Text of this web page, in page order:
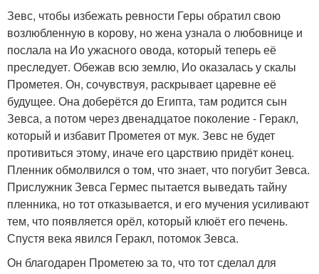
Зевс, чтобы избежать ревности Геры обратил свою
возлюбленную в корову, но жена узнала о любовнице и
послала на Ио ужасного овода, который теперь её
преследует. Обежав всю землю, Ио оказалась у скалы
Прометея. Он, сочувствуя, раскрывает царевне её
будущее. Она доберётся до Египта, там родится сын
Зевса, а потом через двенадцатое поколение - Геракл,
который и избавит Прометея от мук. Зевс не будет
противиться этому, иначе его царствию придёт конец.
Пленник обмолвился о том, что знает, что погубит Зевса.
Прислужник Зевса Гермес пытается выведать тайну
пленника, но тот отказывается, и его мучения усиливают
тем, что появляется орёл, который клюёт его печень.
Спустя века явился Геракл, потомок Зевса.
Он благодарен Прометею за то, что тот сделал для